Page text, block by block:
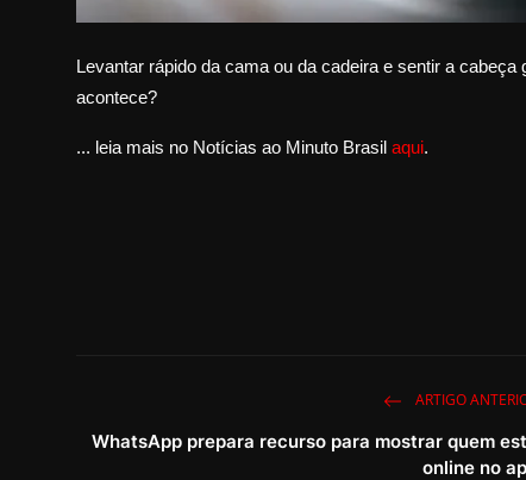
FALE CONOSCO
Levantar rápido da cama ou da cadeira e sentir a
acontece?
... leia mais no Notícias ao Minuto Brasil aqui.
ARTIGO
WhatsApp prepara recurso para mostrar quem
online no